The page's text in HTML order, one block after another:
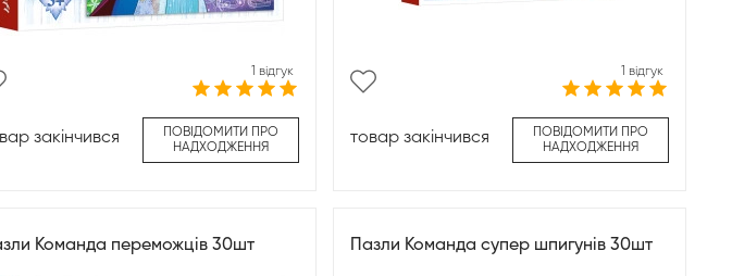
1 відгук
закінчився
ПОВІДОМИТИ ПРО
НАДХОДЖЕННЯ
1 відгук
товар закінчився
ПОВІДОМИТИ ПРО
НАДХОДЖЕННЯ
Команда переможців 30шт Пазли Команда супер шпигунів 30шт